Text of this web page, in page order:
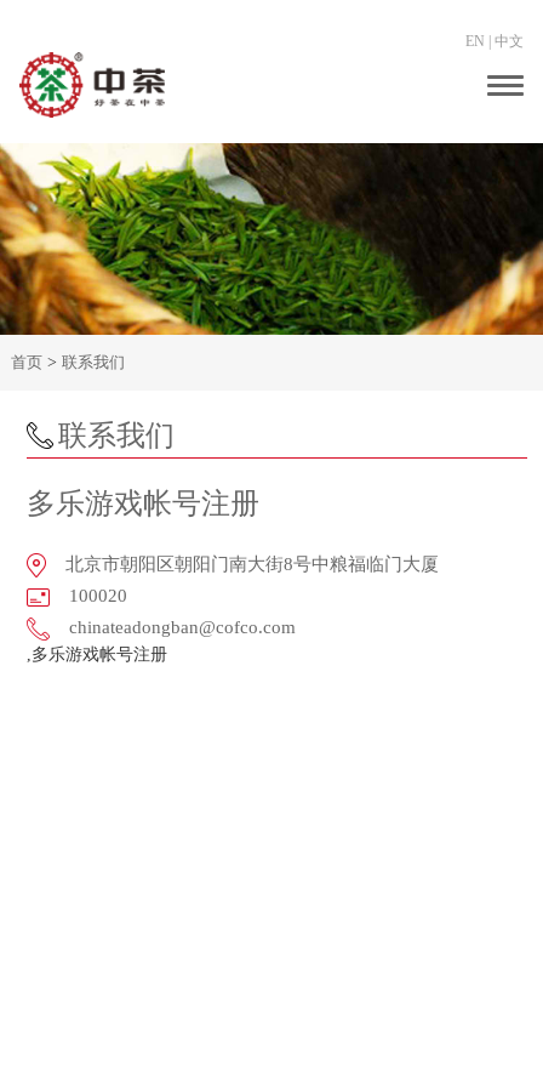
EN 中文
首页> 联系我们
联系我们
多乐游戏帐号注册
北京市朝阳区朝阳门南大街8号中粮福临门大厦
100020
chinateadongban@cofco.com
,多乐游戏帐号注册